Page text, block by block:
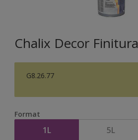
Chalix Decor Finitura
G8.26.77
Format
1L 5L